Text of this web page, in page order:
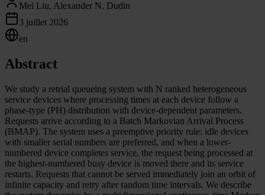
Mei Liu, Alexander N. Dudin
3 juillet 2026
en
Abstract
We study a retrial queueing system with N ranked heterogeneous
service devices where processing times at each device follow a
phase-type (PH) distribution with device-dependent parameters.
Requests arrive according to a Batch Markovian Arrival Process
(BMAP). The system uses a preemptive priority rule: idle devices
with smaller serial numbers are preferred, and when a lower-
numbered device completes service, the request being processed at
the highest-numbered busy device is moved there and its service
restarts. Requests that cannot be served immediately join an orbit of
infinite capacity and retry after random time intervals. We describe